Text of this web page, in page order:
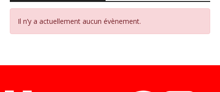
Il n’y a actuellement aucun évènement.